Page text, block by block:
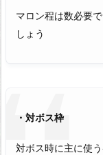
マロン程は数必要
しょう
・対ボス枠
対ボス時に主に使